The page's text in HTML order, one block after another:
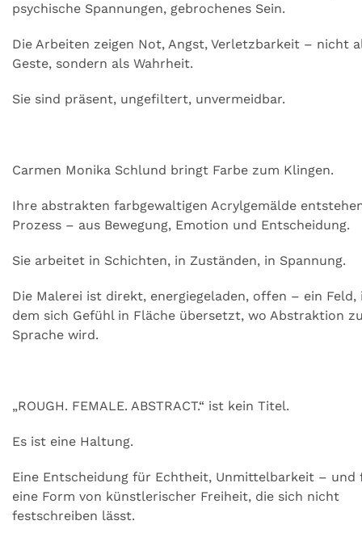
psychische Spannungen, gebrochenes Sein.
Die Arbeiten zeigen Not, Angst, Verletzbarkeit – nicht
Geste, sondern als Wahrheit.
Sie sind präsent, ungefiltert, unvermeidbar.
Carmen Monika Schlund bringt Farbe zum Klingen.
Ihre abstrakten farbgewaltigen Acrylgemälde
Prozess – aus Bewegung, Emotion und Entscheidung.
Sie arbeitet in Schichten, in Zuständen, in Spannung.
Die Malerei ist direkt, energiegeladen, offen – ein Feld,
dem sich Gefühl in Fläche übersetzt, wo Abstraktion
Sprache wird.
„ROUGH. FEMALE. ABSTRACT.“ ist kein Titel.
Es ist eine Haltung.
Eine Entscheidung für Echtheit, Unmittelbarkeit – und
eine Form von künstlerischer Freiheit, die sich nicht
festschreiben lässt.